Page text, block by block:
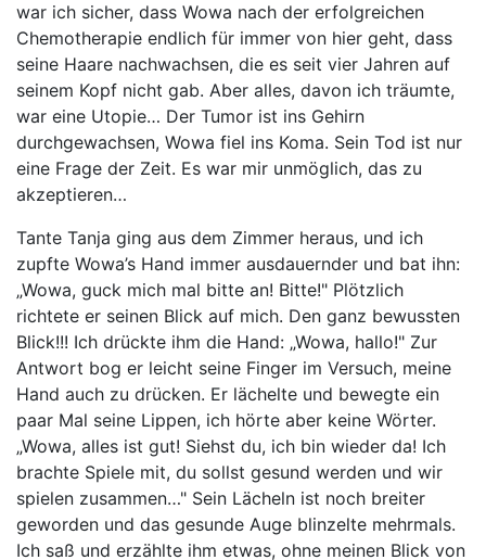
war ich sicher, dass Wowa nach der erfolgreichen
Chemotherapie endlich für immer von hier geht, dass
seine Haare nachwachsen, die es seit vier Jahren auf
seinem Kopf nicht gab. Aber alles, davon ich träumte,
war eine Utopie… Der Tumor ist ins Gehirn
durchgewachsen, Wowa fiel ins Koma. Sein Tod ist nur
eine Frage der Zeit. Es war mir unmöglich, das zu
akzeptieren…
Tante Tanja ging aus dem Zimmer heraus, und ich
zupfte Wowa’s Hand immer ausdauernder und bat ihn:
„Wowa, guck mich mal bitte an! Bitte!" Plötzlich
richtete er seinen Blick auf mich. Den ganz bewussten
Blick!!! Ich drückte ihm die Hand: „Wowa, hallo!" Zur
Antwort bog er leicht seine Finger im Versuch, meine
Hand auch zu drücken. Er lächelte und bewegte ein
paar Mal seine Lippen, ich hörte aber keine Wörter.
„Wowa, alles ist gut! Siehst du, ich bin wieder da! Ich
brachte Spiele mit, du sollst gesund werden und wir
spielen zusammen…" Sein Lächeln ist noch breiter
geworden und das gesunde Auge blinzelte mehrmals.
Ich saß und erzählte ihm etwas, ohne meinen Blick von